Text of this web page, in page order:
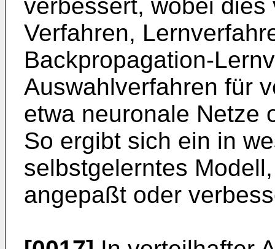
verbessert, wobei
Verfahren,
Backpropagation-
Auswahlverfahren für
etwa neuronale Netze
So ergibt sich ein in
selbstgelerntes
angepaßt oder